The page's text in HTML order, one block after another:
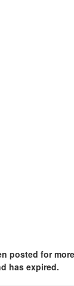
posted for
has expired.